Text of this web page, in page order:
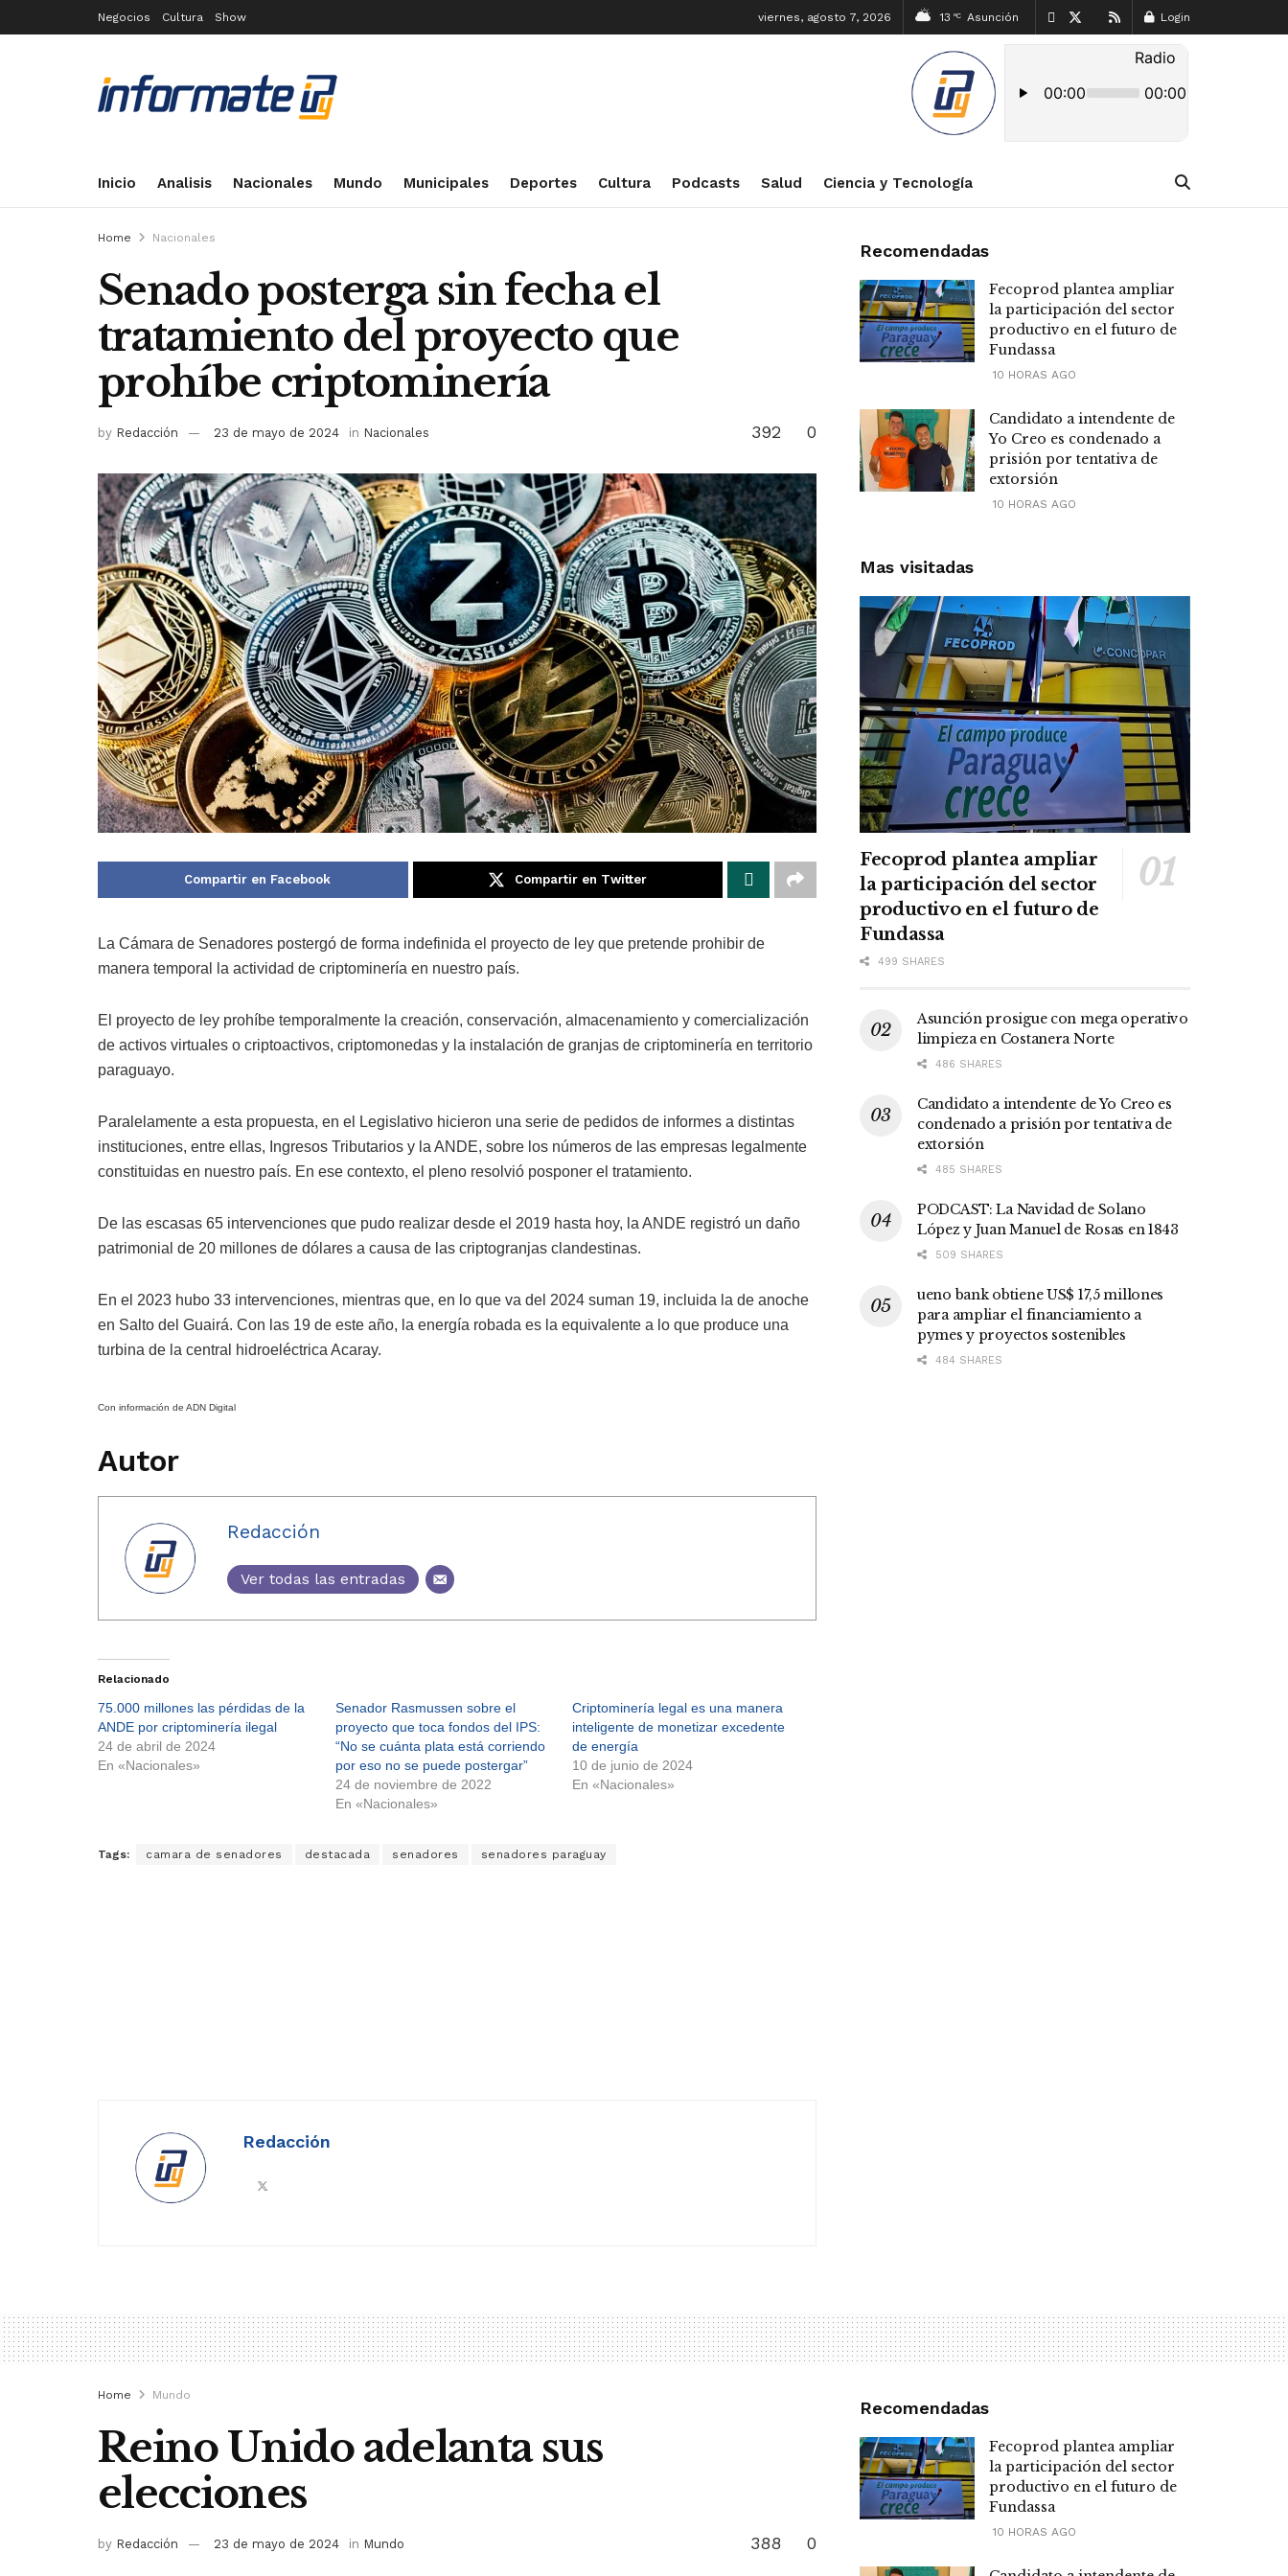
Negocios Cultura Show viernes, agosto 7, 2026 13 °C Asunción Login
Inicio Analisis Nacionales Mundo Municipales Deportes Cultura Podcasts Salud Ciencia y Tecnología
Home Nacionales
Senado posterga sin fecha el
tratamiento del proyecto que
prohíbe criptominería
by Redacción 23 de mayo de 2024 in Nacionales 392 0
Compartir en Facebook Compartir en Twitter
La Cámara de Senadores postergó de forma indefinida el proyecto de ley que pretende prohibir de
manera temporal la actividad de criptominería en nuestro país.
El proyecto de ley prohíbe temporalmente la creación, conservación, almacenamiento y comercialización
de activos virtuales o criptoactivos, criptomonedas y la instalación de granjas de criptominería en territorio
paraguayo.
Paralelamente a esta propuesta, en el Legislativo hicieron una serie de pedidos de informes a distintas
instituciones, entre ellas, Ingresos Tributarios y la ANDE, sobre los números de las empresas legalmente
constituidas en nuestro país. En ese contexto, el pleno resolvió posponer el tratamiento.
De las escasas 65 intervenciones que pudo realizar desde el 2019 hasta hoy, la ANDE registró un daño
patrimonial de 20 millones de dólares a causa de las criptogranjas clandestinas.
En el 2023 hubo 33 intervenciones, mientras que, en lo que va del 2024 suman 19, incluida la de anoche
en Salto del Guairá. Con las 19 de este año, la energía robada es la equivalente a lo que produce una
turbina de la central hidroeléctrica Acaray.
Con información de ADN Digital
Autor
Redacción
Ver todas las entradas
Relacionado
75.000 millones las pérdidas de la
ANDE por criptominería ilegal
24 de abril de 2024
En «Nacionales»
Senador Rasmussen sobre el
proyecto que toca fondos del IPS:
“No se cuánta plata está corriendo
por eso no se puede postergar”
24 de noviembre de 2022
En «Nacionales»
Criptominería legal es una manera
inteligente de monetizar excedente
de energía
10 de junio de 2024
En «Nacionales»
Tags: camara de senadores destacada senadores senadores paraguay
Redacción
Recomendadas
Fecoprod plantea ampliar
la participación del sector
productivo en el futuro de
Fundassa
10 HORAS AGO
Candidato a intendente de
Yo Creo es condenado a
prisión por tentativa de
extorsión
10 HORAS AGO
Mas visitadas
Fecoprod plantea ampliar
la participación del sector
productivo en el futuro de
Fundassa
499 SHARES
Asunción prosigue con mega operativo
limpieza en Costanera Norte
486 SHARES
Candidato a intendente de Yo Creo es
condenado a prisión por tentativa de
extorsión
485 SHARES
PODCAST: La Navidad de Solano
López y Juan Manuel de Rosas en 1843
509 SHARES
ueno bank obtiene US$ 17,5 millones
para ampliar el financiamiento a
pymes y proyectos sostenibles
484 SHARES
Home Mundo
Reino Unido adelanta sus
elecciones
by Redacción 23 de mayo de 2024 in Mundo 388 0
Recomendadas
Fecoprod plantea ampliar
la participación del sector
productivo en el futuro de
Fundassa
10 HORAS AGO